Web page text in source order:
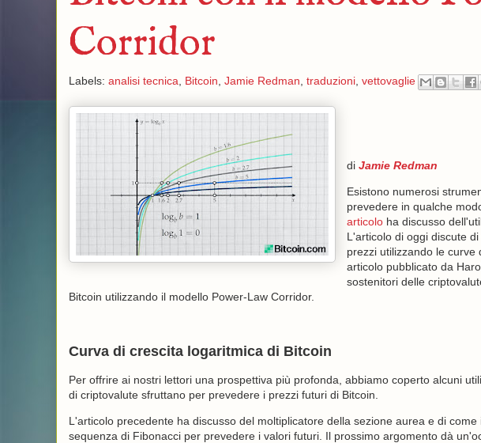
Corridor
Labels: analisi tecnica, Bitcoin, Jamie Redman, traduzioni, vettovaglie
di Jamie Redman
Esistono numerosi
prevedere in qualche
articoloha discusso
L'articolo di oggi discute
prezzi utilizzando le curve
articolo pubblicato da
sostenitori delle
Bitcoin utilizzando il modello Power-Law Corridor.
Curva di crescita logaritmica di Bitcoin
Per offrire ai nostri lettori una prospettiva più profonda, abbiamo coperto alcuni
di criptovalute sfruttano per prevedere i prezzi futuri di Bitcoin.
L'articolo precedente ha discusso del moltiplicatore della sezione aurea e di
sequenza di Fibonacci per prevedere i valori futuri. Il prossimo argomento dà